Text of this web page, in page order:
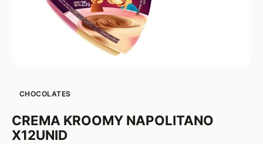
CHOCOLATES
CREMA KROOMY NAPOLITANO
X12UNID